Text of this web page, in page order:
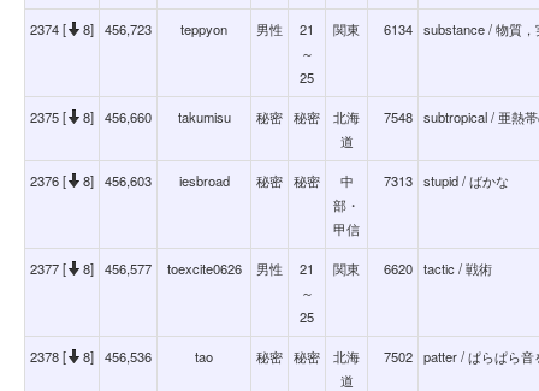
2374 [ 8] 456,723 teppyon 男性
21
～
25
関東 6134 substance / 物質，
2375 [ 8] 456,660 takumisu 秘密 秘密
北海
道
7548 subtropical / 亜熱
2376 [ 8] 456,603 iesbroad 秘密 秘密
中
部・
甲信
7313 stupid / ばかな
2377 [ 8] 456,577 toexcite0626 男性
21
～
25
関東 6620 tactic / 戦術
2378 [ 8] 456,536 tao 秘密 秘密
北海
道
7502 patter / ぱらぱら音